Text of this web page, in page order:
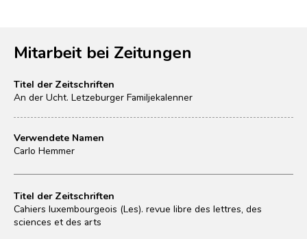
Mitarbeit bei Zeitungen
Titel der Zeitschriften
An der Ucht. Letzeburger Familjekalenner
Verwendete Namen
Carlo Hemmer
Titel der Zeitschriften
Cahiers luxembourgeois (Les). revue libre des lettres, des
sciences et des arts